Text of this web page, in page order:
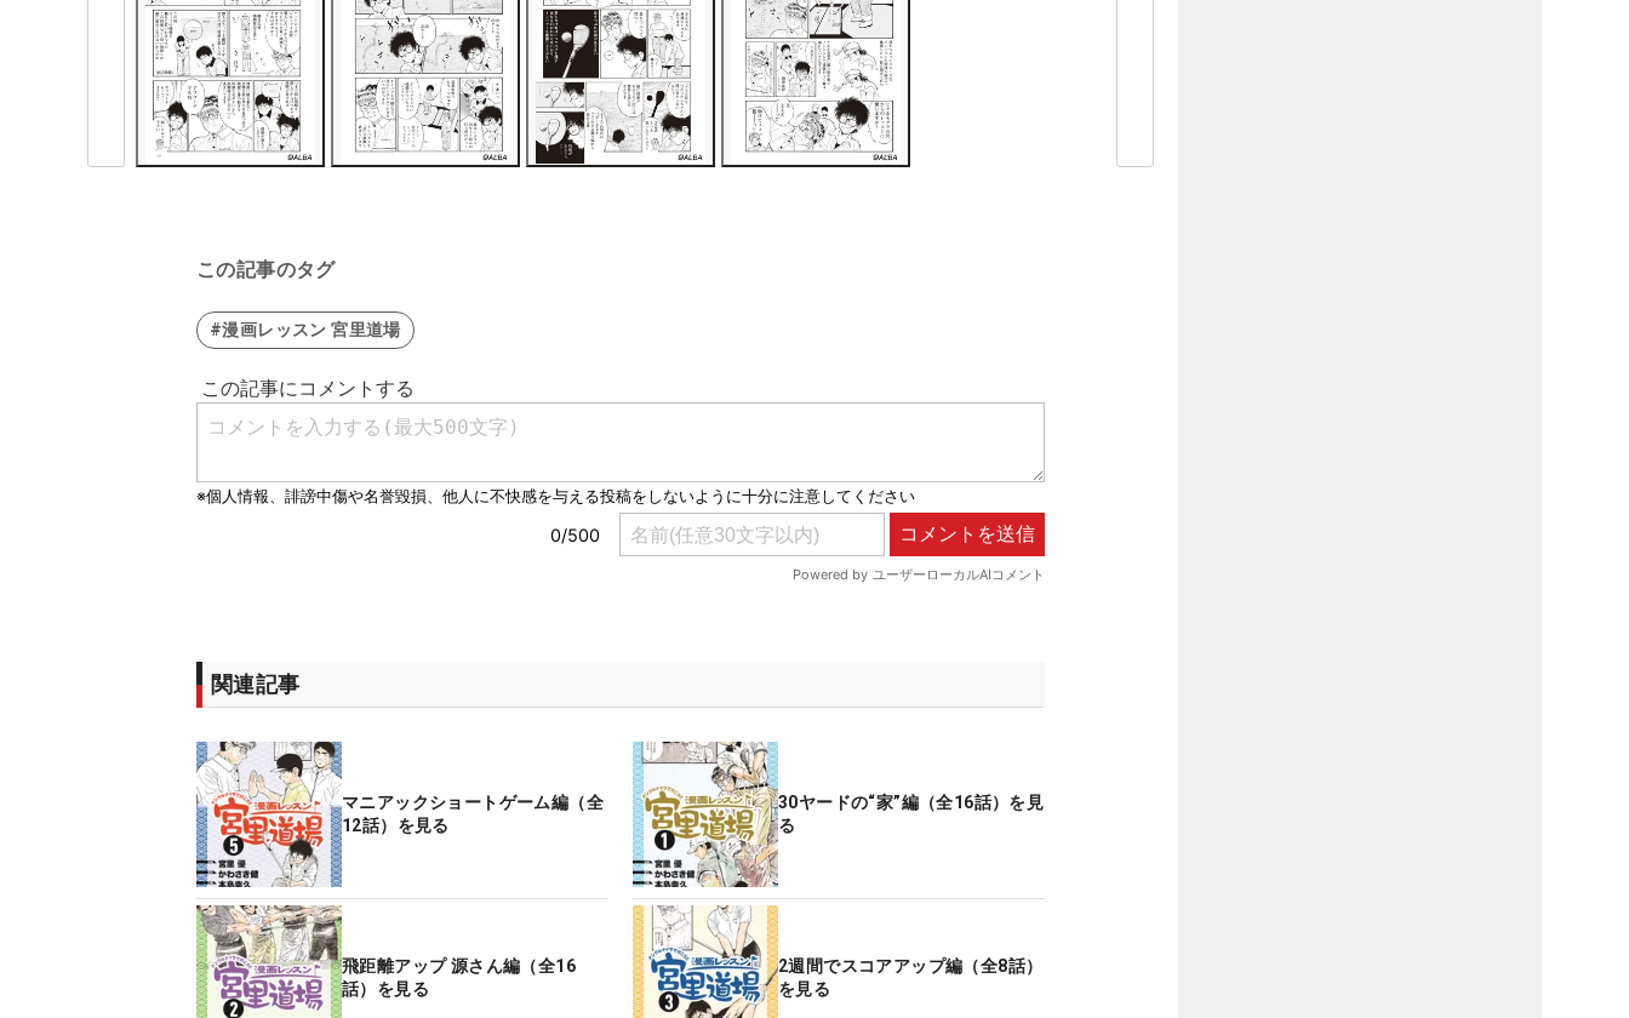
この記事のタグ
#漫画レッスン 宮里道場
関連記事
マニアックショートゲーム編（全
12話）を見る
30ヤードの“家”編（全16話）を見
る
飛距離アップ 源さん編（全16
話）を見る
2週間でスコアアップ編（全8話）
を見る